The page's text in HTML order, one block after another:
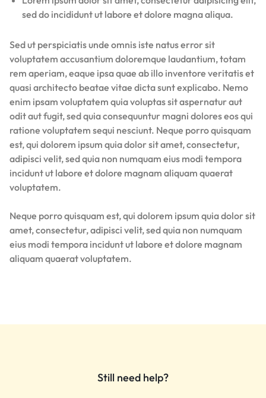
sed do incididunt ut labore et dolore magna aliqua.
Sed ut perspiciatis unde omnis iste natus error sit
voluptatem accusantium doloremque laudantium, totam
rem aperiam, eaque ipsa quae ab illo inventore veritatis et
quasi architecto beatae vitae dicta sunt explicabo. Nemo
enim ipsam voluptatem quia voluptas sit aspernatur aut
odit aut fugit, sed quia consequuntur magni dolores eos qui
ratione voluptatem sequi nesciunt. Neque porro quisquam
est, qui dolorem ipsum quia dolor sit amet, consectetur,
adipisci velit, sed quia non numquam eius modi tempora
incidunt ut labore et dolore magnam aliquam quaerat
voluptatem.
Neque porro quisquam est, qui dolorem ipsum quia dolor sit
amet, consectetur, adipisci velit, sed quia non numquam
eius modi tempora incidunt ut labore et dolore magnam
aliquam quaerat voluptatem.
Still need help?